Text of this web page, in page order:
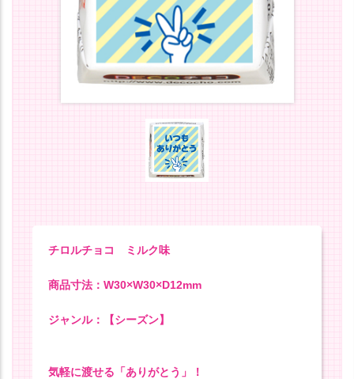
チロルチョコ ミルク味
商品寸法：W30×W30×D12mm
ジャンル：【シーズン】
気軽に渡せる「ありがとう」！